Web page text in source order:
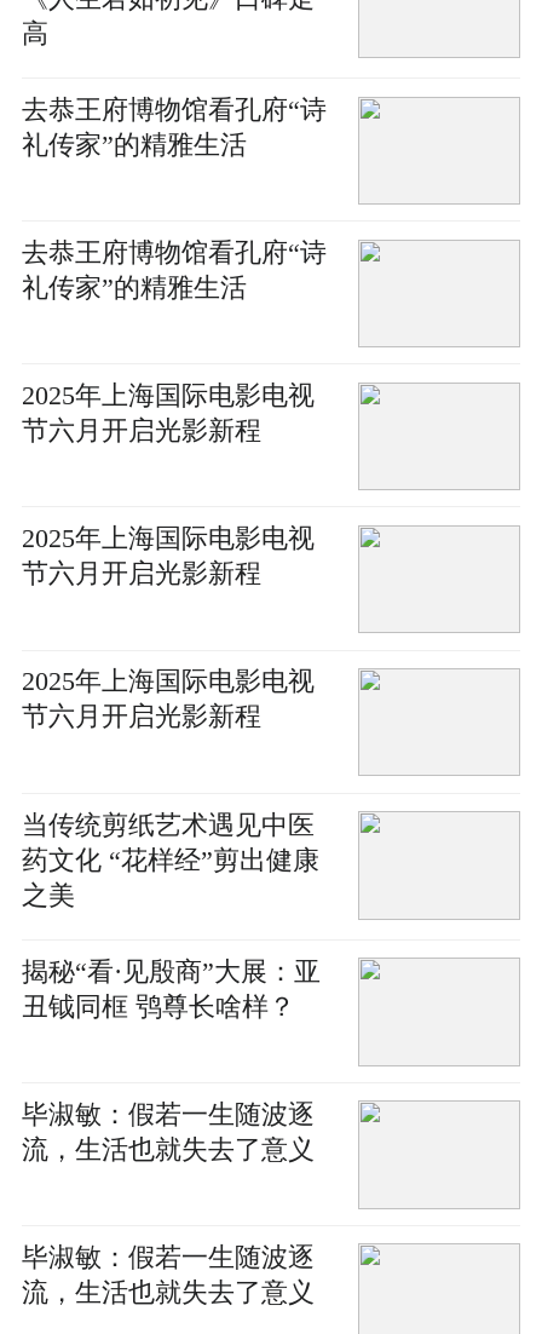
高
去恭王府博物馆看孔府“诗
礼传家”的精雅生活
去恭王府博物馆看孔府“诗
礼传家”的精雅生活
2025年上海国际电影电视
节六月开启光影新程
2025年上海国际电影电视
节六月开启光影新程
2025年上海国际电影电视
节六月开启光影新程
当传统剪纸艺术遇见中医
药文化 “花样经”剪出健康
之美
揭秘“看·见殷商”大展：亚
丑钺同框 鸮尊长啥样？
毕淑敏：假若一生随波逐
流，生活也就失去了意义
毕淑敏：假若一生随波逐
流，生活也就失去了意义